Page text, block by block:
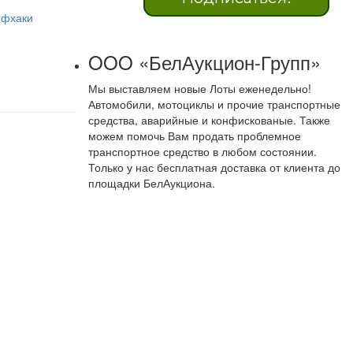
OOO «БелАукцион-Групп»
Мы выставляем новые Лоты еженедельно!
Автомобили, мотоциклы и прочие транспортные
средства, аварийные и конфискованые. Также
можем помочь Вам продать проблемное
транспортное средство в любом состоянии.
Только у нас бесплатная доставка от клиента до
площадки БелАукциона.